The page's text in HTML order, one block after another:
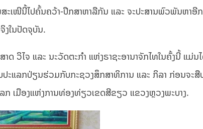
ສະເໜີນີ້ໄປຄົ້ນຄວ້າ-ປຶກສາຫາລືກັນ ແລະ ຈະປະສານພົວພັນຫາອີ
ງໃນປັດຈຸບັນ.
ວິໄຈ ແລະ ນະວັດຕະກຳ ແຫ່ງຣາຊະອານາຈັກໄທໃນຄັ້ງນີ້ ແມ່ນ
ະແລກປ່ຽນຮ່ວມກັບກະຊວງສຶກສາທິການ ແລະ ກິລາ ກ່ອນຈະສື
ກ ເມືອງແຫ່ງການທ່ອງທ່ຽວເຂດສີຂຽວ ແຂວງຫຼວງພະບາງ.